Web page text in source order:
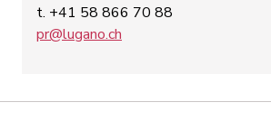
t. +41 58 866 70 88
pr@lugano.ch